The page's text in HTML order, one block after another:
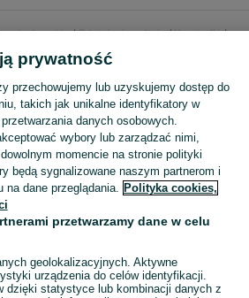
damskie Odzież wierzchnia
Kamizelki
Kamizelki - Głogów
Szeroki wybór kamizelek damskich Głogów ▶️ puchowe, jeansowe, skórzane i eleganckie ✅ Nowe i używane w dobrych cenach ✌ Sprawdź oferty na OLX.pl! Zobacz
prywatność
przechowujemy lub uzyskujemy dostęp do
takich jak unikalne identyfikatory w
danych osobowych.
wybory lub zarządzać nimi,
momencie na stronie polityki
będą sygnalizowane naszym partnerom i
na dane przeglądania. Polityka cookies,
przetwarzamy dane w celu
geolokalizacyjnych. Aktywne
urządzenia do celów identyfikacji.
dzięki statystyce lub kombinacji danych z